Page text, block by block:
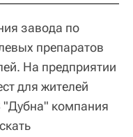
завода по
препаратов
На предприятии
для жителей
"Дубна" компания